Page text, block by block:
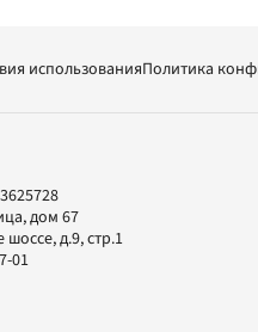
использованияПолитика
дом 67
д.9, стр.1
01